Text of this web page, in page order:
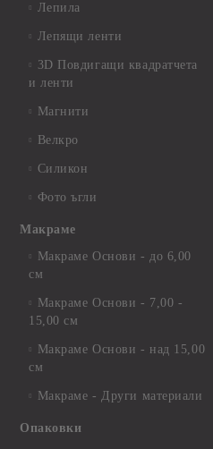
Лепила
Лепящи ленти
3D Повдигащи квадратчета
и ленти
Магнити
Велкро
Силикон
Фото ъгли
Макраме
Макраме Основи - до 6,00
см
Макраме Основи - 7,00 -
15,00 см
Макраме Основи - над 15,00
см
Макраме - Други материали
Опаковки